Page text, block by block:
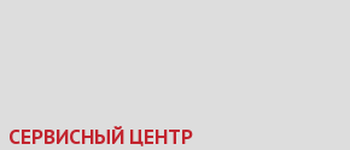
СЕРВИСНЫЙ ЦЕНТР